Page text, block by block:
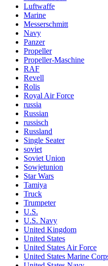
Luftwaffe
Marine
Messerschmitt
Navy
Panzer
Propeller
Propeller-Maschine
RAF
Revell
Rolis
Royal Air Force
russia
Russian
russisch
Russland
Single Seater
soviet
Soviet Union
Sowjetunion
Star Wars
Tamiya
Truck
Trumpeter
U.S.
U.S. Navy
United Kingdom
United States
United States Air Force
United States Marine